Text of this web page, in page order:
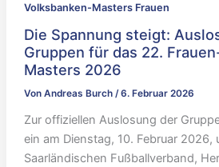
Volksbanken-Masters Frauen
Die Spannung steigt:
Gruppen für das 22.
Masters 2026
Von Andreas Burch /6. Februar 2026
Zur offiziellen Auslosung der
ein am Dienstag, 10. Februar 2026,
Saarländischen Fußballverband,